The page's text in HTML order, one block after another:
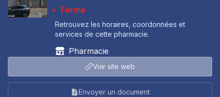
Fermé
Retrouvez les horaires, coordonnées et
services de cette pharmacie.
Pharmacie
Voir site web
Envoyer un document